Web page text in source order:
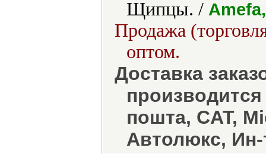
Щипцы. /
Продажа
оптом.
Доставка
пошта, CAT,
Автолюкс,